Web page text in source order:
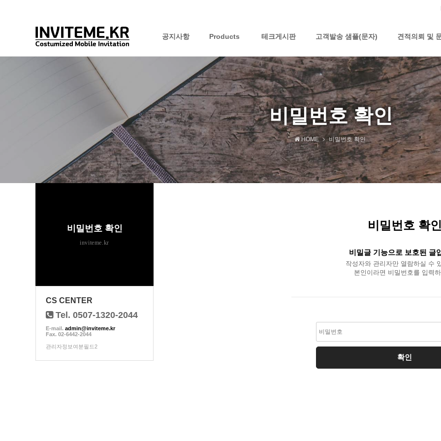
공지사항 Products 테크게시판 고객발송 샘플(문자) 견적의뢰 및
하위분류
비밀번호 확인
HOME 비밀번호 확인
비밀번호 확인
비밀글 기능으로 보호된 글
작성자와 관리자만 열람하실 수
본인이라면 비밀번호를 입력
비밀번호 확인
inviteme.kr
CS CENTER
Tel. 0507-1320-2044
E-mail. admin@inviteme.kr
Fax. 02-6442-2044
관리자정보여분필드2